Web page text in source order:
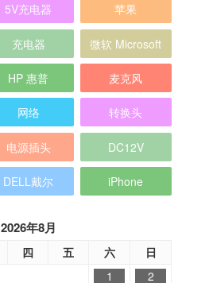
5V充电器 苹果
充电器 微软 Microsoft
HP 惠普 麦克风
网络 转换头
电源插头 DC12V
DELL戴尔 iPhone
2026年8月
四 五 六
日
1
2